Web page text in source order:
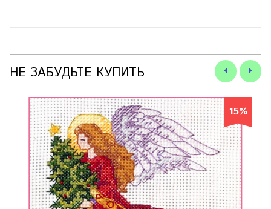
НЕ ЗАБУДЬТЕ КУПИТЬ
15%